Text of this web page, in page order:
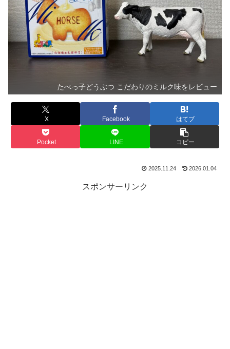
たべっ子どうぶつ こだわりのミルク味をレビュー
X Facebook はてブ
Pocket LINE コピー
2025.11.24 2026.01.04
スポンサーリンク